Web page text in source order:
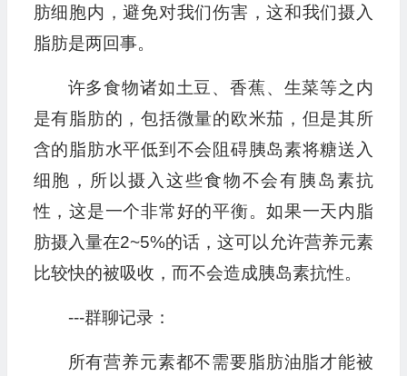
肪细胞内，避免对我们伤害，这和我们摄入
脂肪是两回事。
许多食物诸如土豆、香蕉、生菜等之内
是有脂肪的，包括微量的欧米茄，但是其所
含的脂肪水平低到不会阻碍胰岛素将糖送入
细胞，所以摄入这些食物不会有胰岛素抗
性，这是一个非常好的平衡。如果一天内脂
肪摄入量在2~5%的话，这可以允许营养元素
比较快的被吸收，而不会造成胰岛素抗性。
---群聊记录：
所有营养元素都不需要脂肪油脂才能被